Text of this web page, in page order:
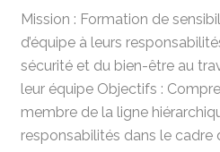
Mission : Formation de
d’équipe à leurs
sécurité et du bien-être au
leur équipe Objectifs :
membre de la ligne
responsabilités dans le